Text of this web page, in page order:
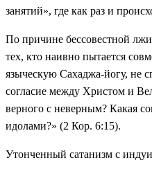
занятий», где как раз и
По причине бессовестной
тех, кто наивно пытается
языческую Сахаджа-йогу, не
согласие между Христом и
верного с неверным? Какая
идолами?» (2 Кор. 6:15).
Утонченный сатанизм с